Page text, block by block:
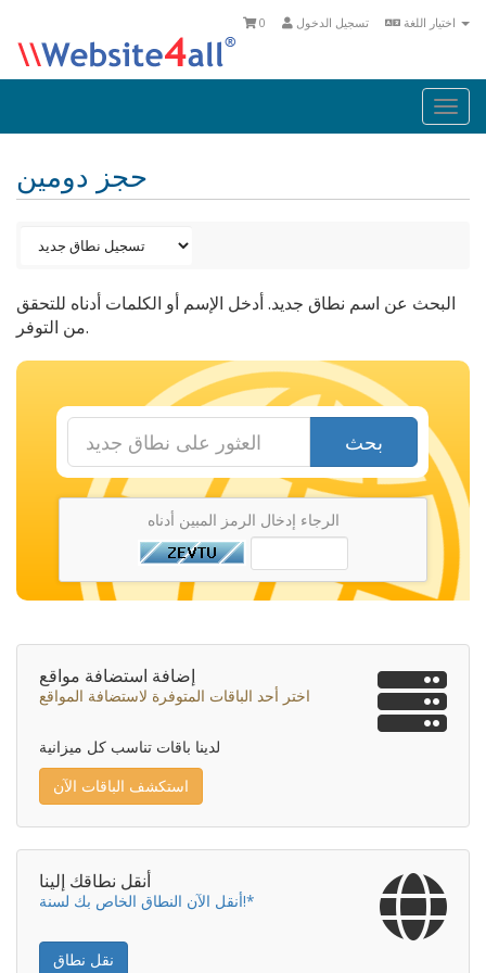
تسجيل الدخول 0
حجز دومين
البحث عن اسم نطاق جديد. أدخل الإسم أو الكلمات أدناه للتحقق
من التوفر.
بحث
الرجاء إدخال الرمز المبين أدناه
إضافة استضافة مواقع
اختر أحد الباقات المتوفرة لاستضافة المواقع
لدينا باقات تناسب كل ميزانية
استكشف الباقات الآن
أنقل نطاقك إلينا
أنقل الآن النطاق الخاص بك لسنة!*
نقل نطاق